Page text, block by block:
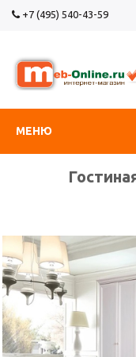
+7 (495) 540-43-59
МЕНЮ